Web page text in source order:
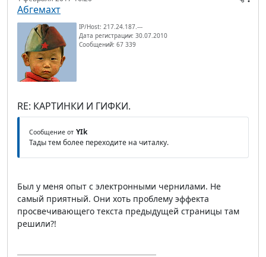
Абгемахт
IP/Host: 217.24.187.---
Дата регистрации: 30.07.2010
Сообщений: 67 339
RE: КАРТИНКИ И ГИФКИ.
Сообщение от YIk
Тады тем более переходите на читалку.
Был у меня опыт с электронными чернилами. Не
самый приятный. Они хоть проблему эффекта
просвечивающего текста предыдущей страницы там
решили?!